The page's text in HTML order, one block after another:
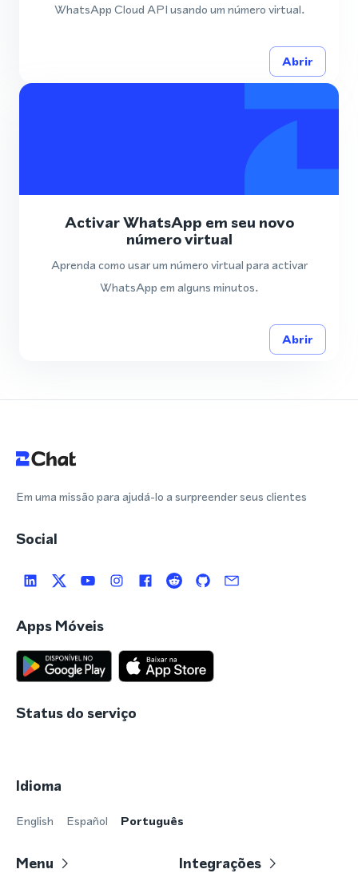
WhatsApp Cloud API usando um número virtual.
Abrir
Activar WhatsApp em seu novo
número virtual
Aprenda como usar um número virtual para activar
WhatsApp em alguns minutos.
Abrir
Em uma missão para ajudá-lo a surpreender seus clientes
Social
Apps Móveis
Status do serviço
Idioma
English Español Português
Menu Integrações